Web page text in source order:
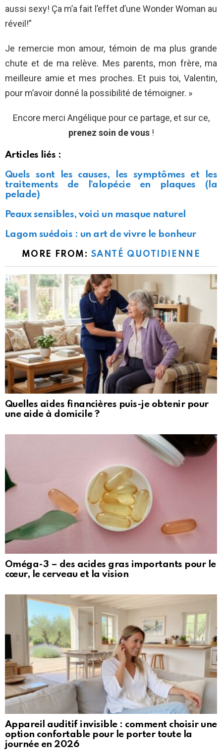
aussi sexy! Ça m’a fait l’effet d’une Wonder Woman au
réveil!”
Je remercie mon amour, témoin de ma plus grande
chute et de ma relève. Mes parents, mon frère, ma
meilleure amie et mes proches. Et puis toi, Valentin,
pour m’avoir donné la possibilité de témoigner. »
Encore merci Angélique pour ce partage, et sur ce,
prenez soin de vous!
Articles liés :
Quels sont les causes, les symptômes et les
traitements de l’alopécie en plaques (la
pelade)
Peaux sensibles, voici un masque naturel
Lagom suédois : un art de vivre le bonheur
MORE FROM: SANTÉ QUOTIDIENNE
Quelles aides financières puis-je obtenir pour
une aide à domicile ?
Oméga-3 – des acides gras importants pour le
cœur, le cerveau et la vision
Appareil auditif invisible : comment choisir une
option confortable pour le porter toute la
journée en 2026